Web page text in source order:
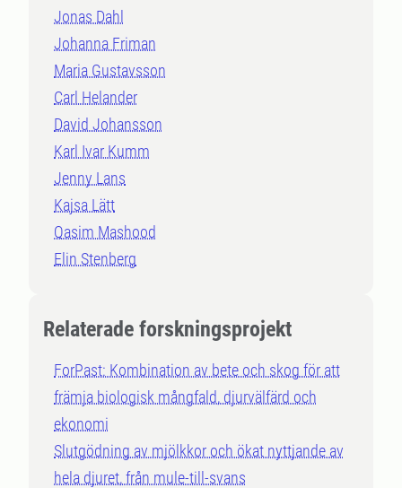
Jonas Dahl
Johanna Friman
Maria Gustavsson
Carl Helander
David Johansson
Karl Ivar Kumm
Jenny Lans
Kajsa Lätt
Qasim Mashood
Elin Stenberg
Relaterade forskningsprojekt
ForPast: Kombination av bete och skog för att
främja biologisk mångfald, djurvälfärd och
ekonomi
Slutgödning av mjölkkor och ökat nyttjande av
hela djuret, från mule-till-svans